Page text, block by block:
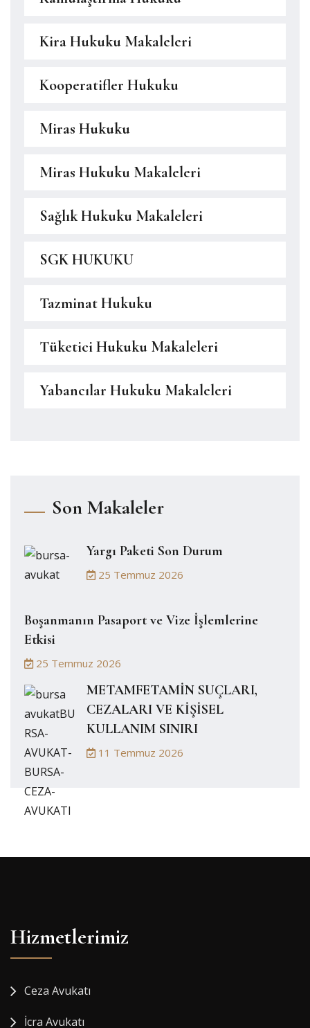
Kira Hukuku Makaleleri
Kooperatifler Hukuku
Miras Hukuku
Miras Hukuku Makaleleri
Sağlık Hukuku Makaleleri
SGK HUKUKU
Tazminat Hukuku
Tüketici Hukuku Makaleleri
Yabancılar Hukuku Makaleleri
Son Makaleler
Yargı Paketi Son Durum
25 Temmuz 2026
Boşanmanın Pasaport ve Vize İşlemlerine
Etkisi
25 Temmuz 2026
METAMFETAMİN SUÇLARI,
CEZALARI VE KİŞİSEL
KULLANIM SINIRI
11 Temmuz 2026
Hizmetlerimiz
Ceza Avukatı
İcra Avukatı